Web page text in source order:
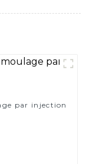
par injection